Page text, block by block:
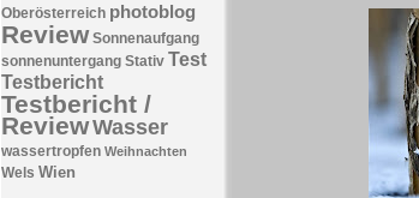
Oberösterreich photoblog
Review Sonnenaufgang
sonnenuntergang Stativ Test
Testbericht
Testbericht /
ReviewWasser
wassertropfen Weihnachten
Wels Wien